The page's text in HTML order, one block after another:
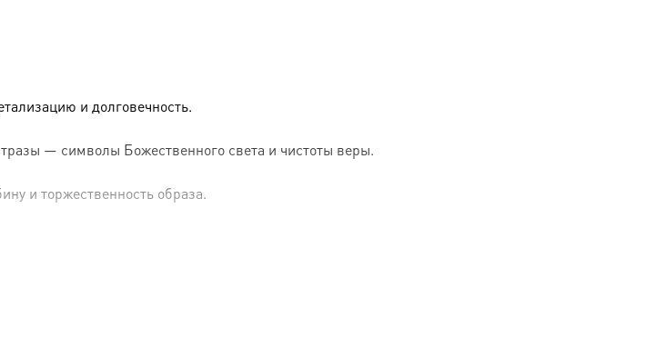
и долговечность.
— символы Божественного света и чистоты веры.
и торжественность образа.